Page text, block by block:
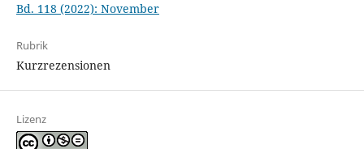
Bd. 118 (2022): November
Rubrik
Kurzrezensionen
Lizenz